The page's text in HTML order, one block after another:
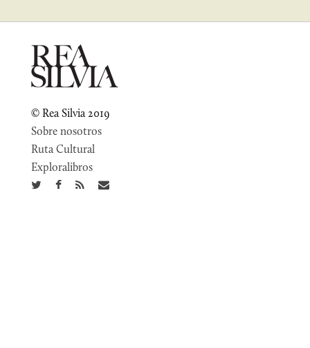
© Rea Silvia 2019
Sobre nosotros
Ruta Cultural
Exploralibros